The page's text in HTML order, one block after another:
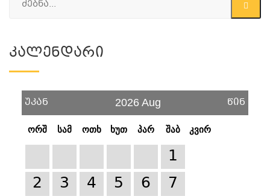
Კალენდარი
უკან 2026 Aug წინ
ორშ სამ ოთხ ხუთ პარ შაბ კვირ
1
2
3 4 5 6
7